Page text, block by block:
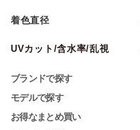
着色直径
UVカット/含水率/乱視
ブランドで探す
モデルで探す
お得なまとめ買い